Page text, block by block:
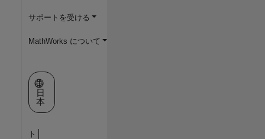
サポートを受ける
MathWorks について
Web サイトの選択
日
本
ト